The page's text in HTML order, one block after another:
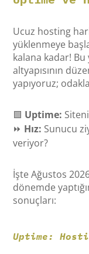
Ucuz hosting
yüklenmeye
kalana kadar!
altyapısının
yapıyoruz;
🟩 Uptime:
⏩ Hız: Sunucu
veriyor?
İşte Ağustos
dönemde
sonuçları:
Uptime: